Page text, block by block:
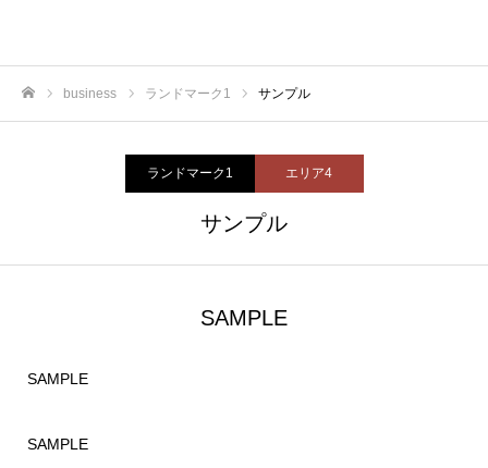
business ランドマーク1 サンプル
ランドマーク1 エリア4
サンプル
SAMPLE
SAMPLE
SAMPLE